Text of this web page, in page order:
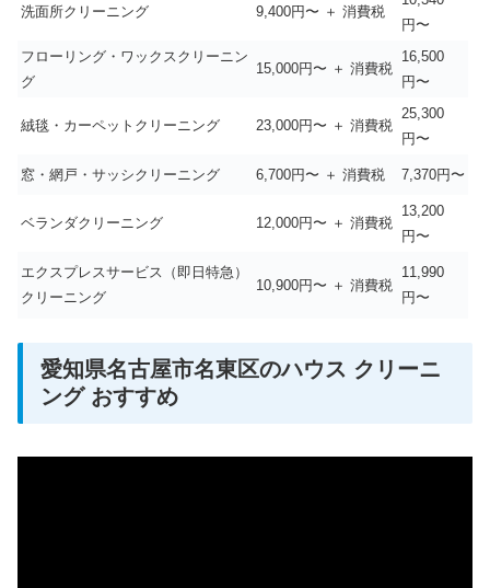
洗面所クリーニング 9,400円〜 ＋ 消費税
円〜
フローリング・ワックスクリーニン
グ
15,000円〜 ＋ 消費税
16,500
円〜
絨毯・カーペットクリーニング 23,000円〜 ＋ 消費税
25,300
円〜
窓・網戸・サッシクリーニング 6,700円〜 ＋ 消費税 7,370円〜
ベランダクリーニング 12,000円〜 ＋ 消費税
13,200
円〜
エクスプレスサービス（即日特急）
クリーニング
10,900円〜 ＋ 消費税
11,990
円〜
愛知県名古屋市名東区のハウス クリーニ
ング おすすめ